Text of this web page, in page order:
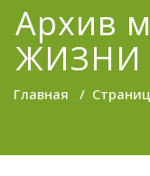
Архив
ЖИЗНИ
Главная /